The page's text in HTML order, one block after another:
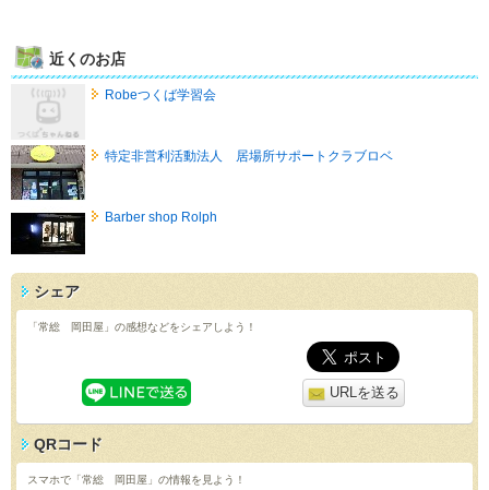
近くのお店
Robeつくば学習会
特定非営利活動法人 居場所サポートクラブロベ
Barber shop Rolph
シェア
「常総 岡田屋」の感想などをシェアしよう！
URLを送る
QRコード
スマホで「常総 岡田屋」の情報を見よう！